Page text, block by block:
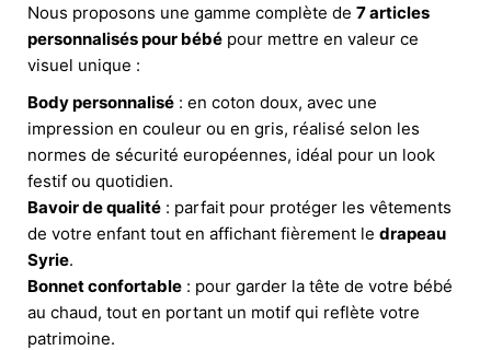
Nous proposons une gamme complète de 7 articles
personnalisés pour bébé pour mettre en valeur ce
visuel unique :
Body personnalisé : en coton doux, avec une
impression en couleur ou en gris, réalisé selon les
normes de sécurité européennes, idéal pour un look
festif ou quotidien.
Bavoir de qualité : parfait pour protéger les vêtements
de votre enfant tout en affichant fièrement le drapeau
Syrie.
Bonnet confortable : pour garder la tête de votre bébé
au chaud, tout en portant un motif qui reflète votre
patrimoine.